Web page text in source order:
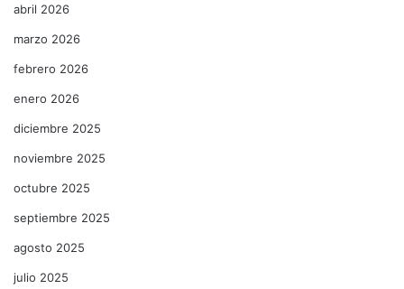
abril 2026
marzo 2026
febrero 2026
enero 2026
diciembre 2025
noviembre 2025
octubre 2025
septiembre 2025
agosto 2025
julio 2025